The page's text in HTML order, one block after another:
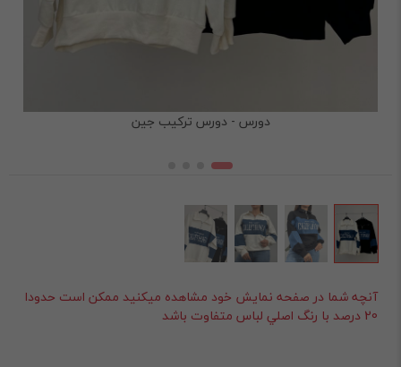
دورس - دورس ترکیب جین
آنچه شما در صفحه نمايش خود مشاهده ميکنيد ممکن است حدودا
20 درصد با رنگ اصلي لباس متفاوت باشد